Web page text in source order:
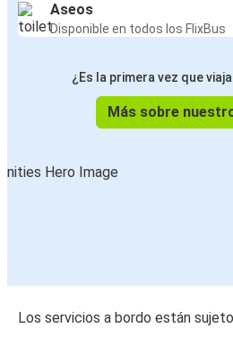
Aseos
Disponible en todos los FlixBus
¿Es la primera vez que
Más sobre
Los servicios a bordo están